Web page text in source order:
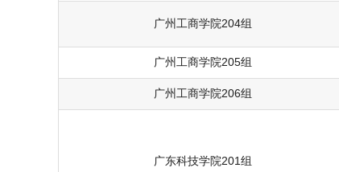
广州工商学院204组
广州工商学院205组
广州工商学院206组
广东科技学院201组